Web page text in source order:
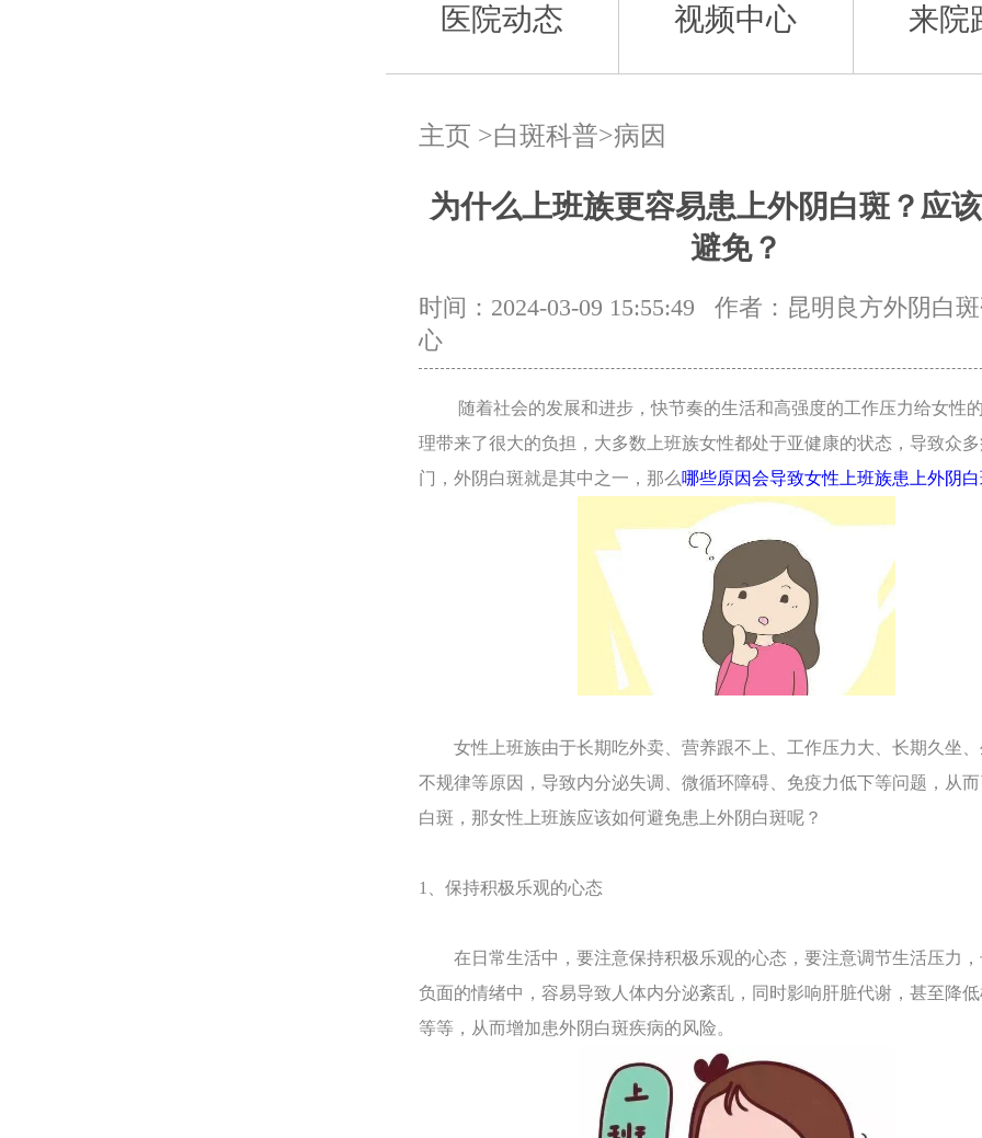
医院动态 视频中心 来院
主页 >白斑科普>病因
为什么上班族更容易患上外阴白斑？应
避免？
时间：2024-03-09 15:55:49
作者：昆明良方外阴白
心
随着社会的发展和进步，快节奏的生活和高强度的工作压力给女性
理带来了很大的负担，大多数上班族女性都处于亚健康的状态，导致众
门，外阴白斑就是其中之一，那么哪些原因会导致女性上班族患上外阴
女性上班族由于长期吃外卖、营养跟不上、工作压力大、长期久坐、
不规律等原因，导致内分泌失调、微循环障碍、免疫力低下等问题，从
白斑，那女性上班族应该如何避免患上外阴白斑呢？
1、保持积极乐观的心态
在日常生活中，要注意保持积极乐观的心态，要注意调节生活压力，
负面的情绪中，容易导致人体内分泌紊乱，同时影响肝脏代谢，甚至降
等等，从而增加患外阴白斑疾病的风险。